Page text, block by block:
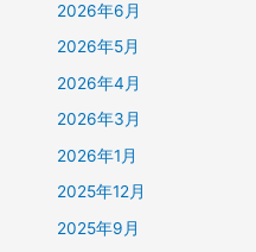
2026年6月
2026年5月
2026年4月
2026年3月
2026年1月
2025年12月
2025年9月